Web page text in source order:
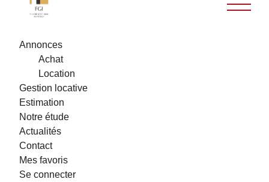
Annonces
Achat
Location
Gestion locative
Estimation
Notre étude
Actualités
Contact
Mes favoris
Se connecter